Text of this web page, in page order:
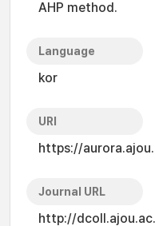
AHP method.
Language
kor
URI
https://
Journal URL
http://